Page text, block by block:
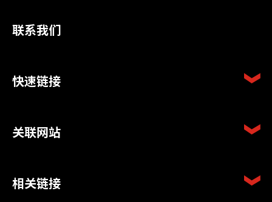
联系我们
快速链接
关联网站
相关链接